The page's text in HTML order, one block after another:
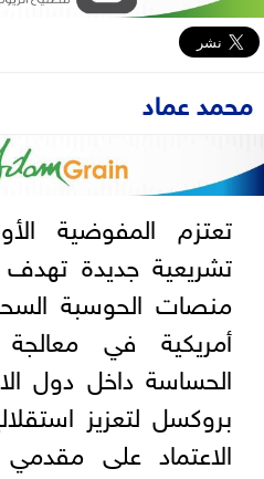
محمد عماد
تعتزم المفوضية
تشريعية جديدة تهدف
منصات الحوسبة
أمريكية في معالجة
الحساسة داخل دول
بروكسل لتعزيز
الاعتماد على